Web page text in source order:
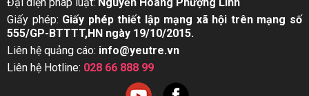
Giấy phép: Giấy phép thiết lập mạng xã hội trên mạng số
555/GP-BTTTT,HN ngày 19/10/2015.
Liên hệ quảng cáo: info@yeutre.vn
Liên hệ Hotline: 028 66 888 99